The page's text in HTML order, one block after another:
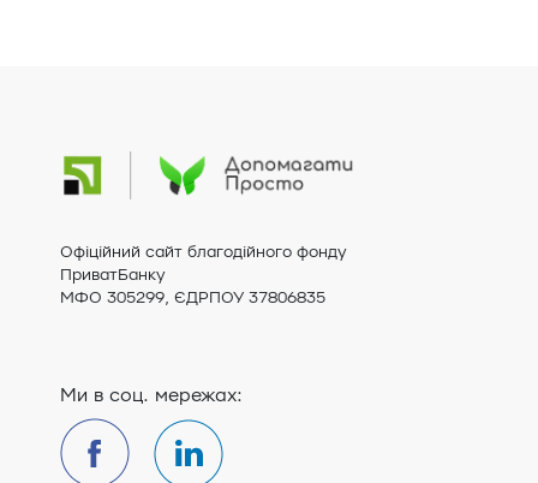
Офіційний сайт благодійного фонду
ПриватБанку
МФО 305299, ЄДРПОУ 37806835
Ми в соц. мережах: